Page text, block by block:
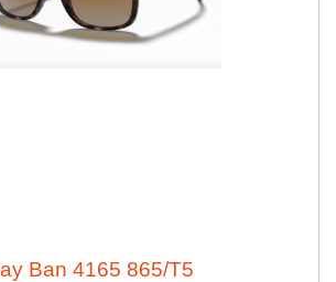
Ray Ban 4165 865/T5